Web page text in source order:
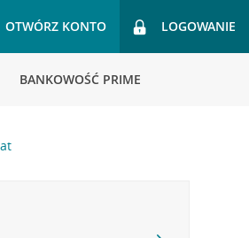
OTWÓRZ KONTO LOGOWANIE
BANKOWOŚĆ PRIME